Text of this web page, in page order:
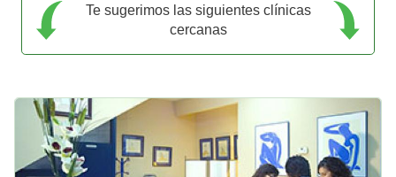
Te sugerimos las siguientes clínicas
cercanas